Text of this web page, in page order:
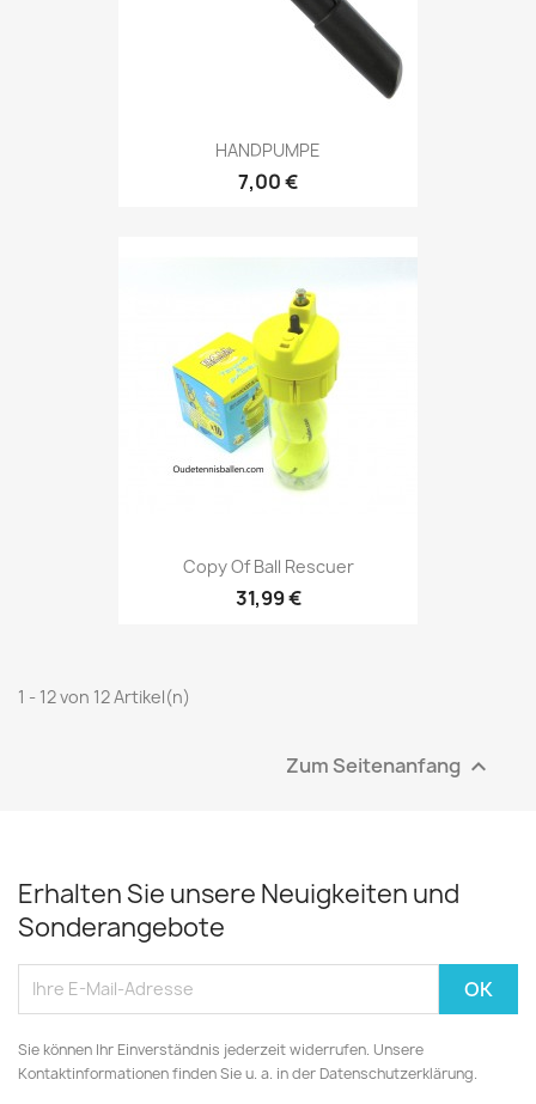
HANDPUMPE
7,00 €
Copy Of Ball Rescuer
31,99 €
1 - 12 von 12 Artikel(n)
Zum Seitenanfang 
Erhalten Sie unsere Neuigkeiten und
Sonderangebote
Sie können Ihr Einverständnis jederzeit widerrufen. Unsere
Kontaktinformationen finden Sie u. a. in der Datenschutzerklärung.